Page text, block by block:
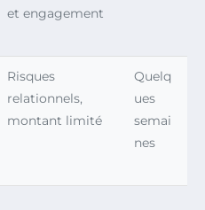
et engagement
Risques
relationnels,
montant limité
Quelq
ues
semai
nes